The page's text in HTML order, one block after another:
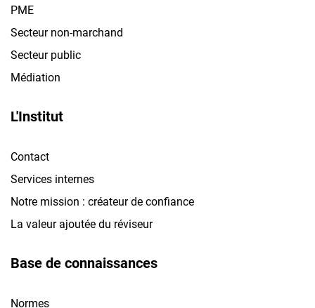
PME
Secteur non-marchand
Secteur public
Médiation
L'Institut
Contact
Services internes
Notre mission : créateur de confiance
La valeur ajoutée du réviseur
Base de connaissances
Normes